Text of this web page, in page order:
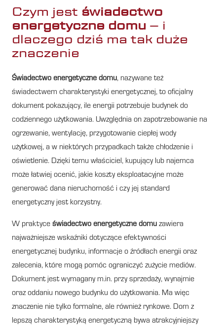
Czym jest świadectwo
energetyczne domu – i
dlaczego dziś ma tak duże
znaczenie
Świadectwo energetyczne domu, nazywane też
świadectwem charakterystyki energetycznej, to oficjalny
dokument pokazujący, ile energii potrzebuje budynek do
codziennego użytkowania. Uwzględnia on zapotrzebowanie na
ogrzewanie, wentylację, przygotowanie ciepłej wody
użytkowej, a w niektórych przypadkach także chłodzenie i
oświetlenie. Dzięki temu właściciel, kupujący lub najemca
może łatwiej ocenić, jakie koszty eksploatacyjne może
generować dana nieruchomość i czy jej standard
energetyczny jest korzystny.
W praktyce świadectwo energetyczne domu zawiera
najważniejsze wskaźniki dotyczące efektywności
energetycznej budynku, informacje o źródłach energii oraz
zalecenia, które mogą pomóc ograniczyć zużycie mediów.
Dokument jest wymagany m.in. przy sprzedaży, wynajmie
oraz oddaniu nowego budynku do użytkowania. Ma więc
znaczenie nie tylko formalne, ale również rynkowe. Dom z
lepszą charakterystyką energetyczną bywa atrakcyjniejszy